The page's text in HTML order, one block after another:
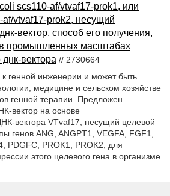
scs110-af/vtvaf17-prok1, или
vtvaf17-prok2, несущий
вектор, способ его получения,
в промышленных масштабах
днк-вектора // 2730664
к генной инженерии и может быть
медицине и сельском хозяйстве
генной терапии. Предложен
вектор на основе
вектора VTvaf17, несущий целевой
генов ANG, ANGPT1, VEGFA, FGF1,
PDGFC, PROK1, PROK2, для
этого целевого гена в организме